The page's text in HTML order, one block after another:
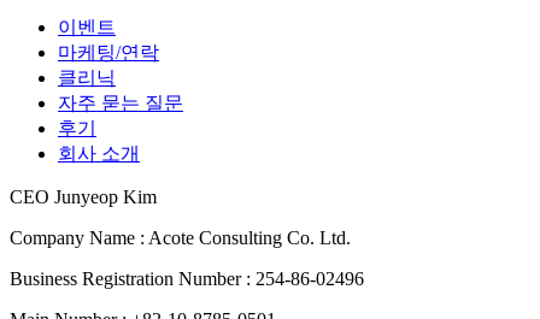
이벤트
마케팅/연락
클리닉
자주 묻는 질문
후기
회사 소개
CEO Junyeop Kim
Company Name : Acote Consulting Co. Ltd.
Business Registration Number : 254-86-02496